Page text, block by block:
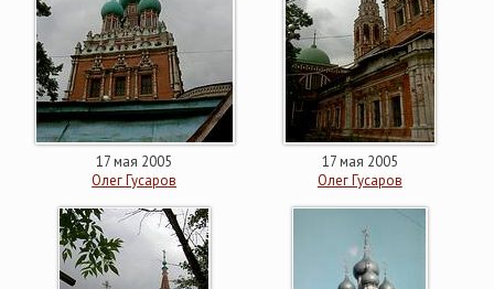
17 мая 2005
Олег Гусаров
17 мая 2005
Олег Гусаров